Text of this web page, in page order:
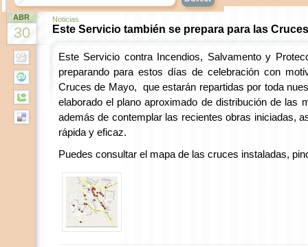
ABR
30
Noticias
Este Servicio también se prepara para las Cruces
Este Servicio contra Incendios, Salvamento y
preparando para estos días de celebración con
Cruces de Mayo, que estarán repartidas por toda
elaborado el plano aproximado de distribución de las
además de contemplar las recientes obras iniciadas,
rápida y eficaz.
Puedes consultar el mapa de las cruces instaladas,